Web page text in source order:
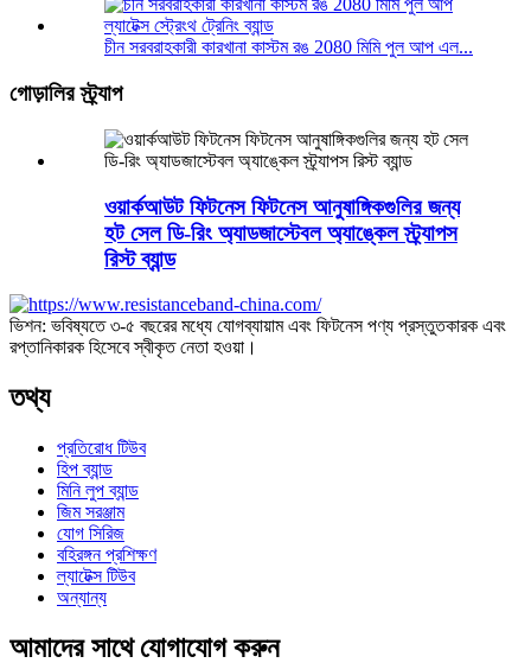
চীন সরবরাহকারী কারখানা কাস্টম রঙ 2080 মিমি পুল আপ এল...
গোড়ালির স্ট্র্যাপ
ওয়ার্কআউট ফিটনেস ফিটনেস আনুষাঙ্গিকগুলির জন্য
হট সেল ডি-রিং অ্যাডজাস্টেবল অ্যাঙ্কেল স্ট্র্যাপস
রিস্ট ব্যান্ড
ভিশন: ভবিষ্যতে ৩-৫ বছরের মধ্যে যোগব্যায়াম এবং ফিটনেস পণ্য প্রস্তুতকারক এবং
রপ্তানিকারক হিসেবে স্বীকৃত নেতা হওয়া।
তথ্য
প্রতিরোধ টিউব
হিপ ব্যান্ড
মিনি লুপ ব্যান্ড
জিম সরঞ্জাম
যোগ সিরিজ
বহিরঙ্গন প্রশিক্ষণ
ল্যাটেক্স টিউব
অন্যান্য
আমাদের সাথে যোগাযোগ করুন